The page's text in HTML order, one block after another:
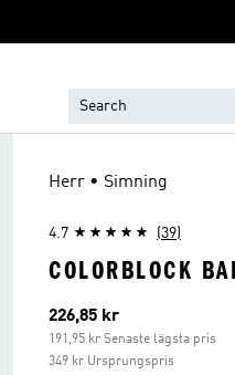
Herr • Simning
4.7 (39)
COLORBLOCK
Aktuellt pris
226,85 kr
191,95 kr Senaste lägsta pris
349 kr Ursprungspris